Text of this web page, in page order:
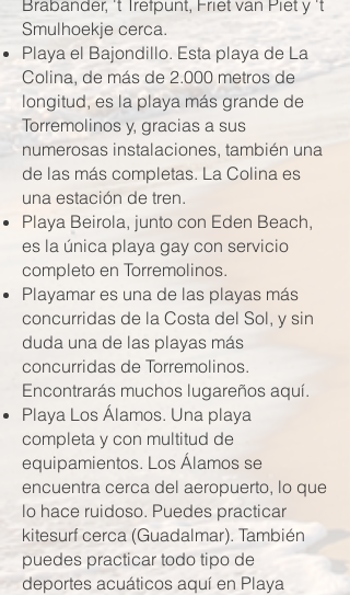
Brabander, 't Trefpunt, Friet van Piet y 't
Smulhoekje cerca.
Playa el Bajondillo. Esta playa de La
Colina, de más de 2.000 metros de
longitud, es la playa más grande de
Torremolinos y, gracias a sus
numerosas instalaciones, también una
de las más completas. La Colina es
una estación de tren.
Playa Beirola, junto con Eden Beach,
es la única playa gay con servicio
completo en Torremolinos.
Playamar es una de las playas más
concurridas de la Costa del Sol, y sin
duda una de las playas más
concurridas de Torremolinos.
Encontrarás muchos lugareños aquí.
Playa Los Álamos. Una playa
completa y con multitud de
equipamientos. Los Álamos se
encuentra cerca del aeropuerto, lo que
lo hace ruidoso. Puedes practicar
kitesurf cerca (Guadalmar). También
puedes practicar todo tipo de
deportes acuáticos aquí en Playa